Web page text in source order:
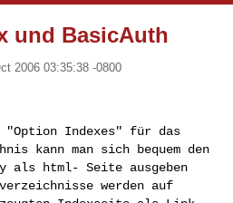
und BasicAuth
2006 03:35:38 -0800
"Option Indexes" für das
kann man sich bequem den
als html-Seite ausgeben
werden auf